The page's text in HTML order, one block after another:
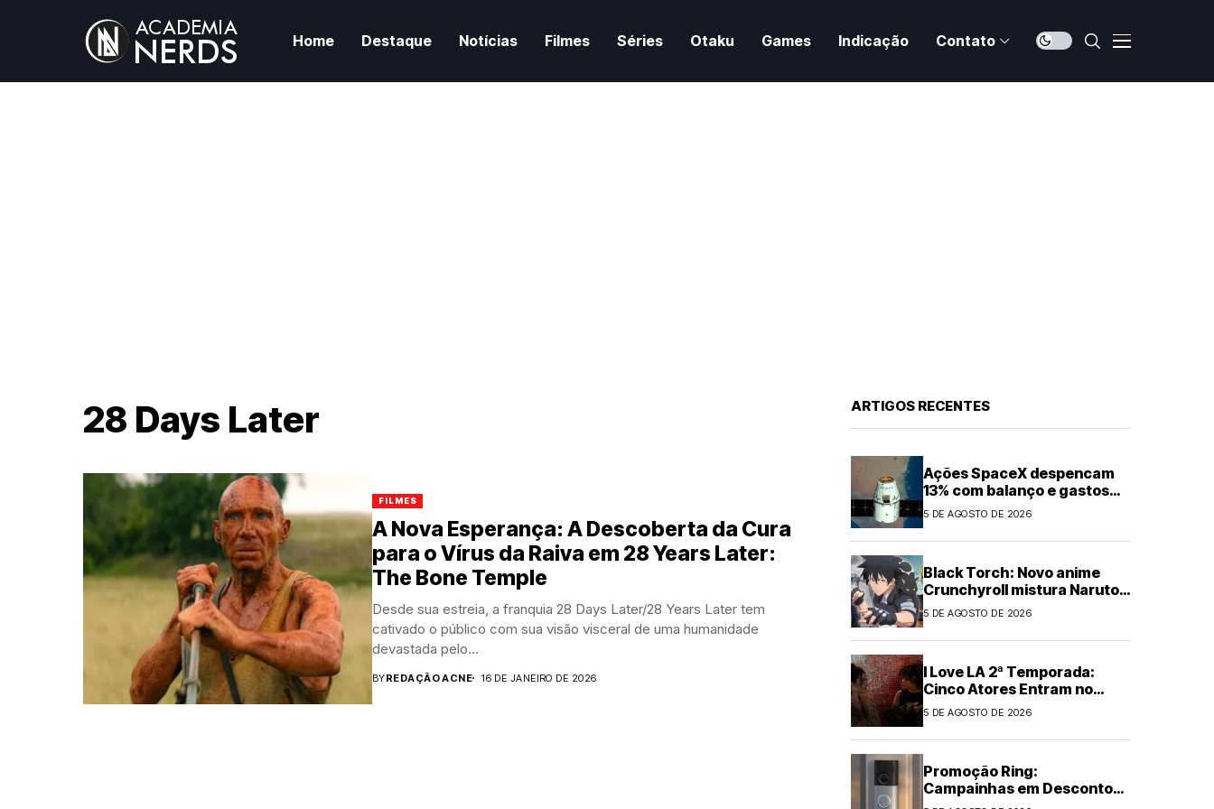
Home Destaque Notícias Filmes Séries Otaku Games Indicação Contato
28 Days Later
FILMES
A Nova Esperança: A Descoberta da Cura
para o Vírus da Raiva em 28 Years Later:
The Bone Temple
Desde sua estreia, a franquia 28 Days Later/28 Years Later tem
cativado o público com sua visão visceral de uma humanidade
devastada pelo...
BYREDAÇÃO ACNE 16 DE JANEIRO DE 2026
ARTIGOS RECENTES
Ações SpaceX despencam
13% com balanço e gastos
em IA
5 DE AGOSTO DE 2026
Black Torch: Novo anime
Crunchyroll mistura Naruto e
Chainsaw Man
5 DE AGOSTO DE 2026
I Love LA 2ª Temporada:
Cinco Atores Entram no
Elenco
5 DE AGOSTO DE 2026
Promoção Ring:
Campainhas em Desconto
de Até US$60